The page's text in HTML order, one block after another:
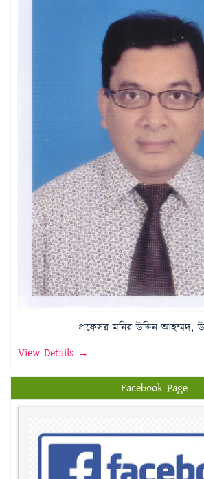
প্রফেসর মনির উদ্দিন আহম্মদ,
View Details →
Facebook Page